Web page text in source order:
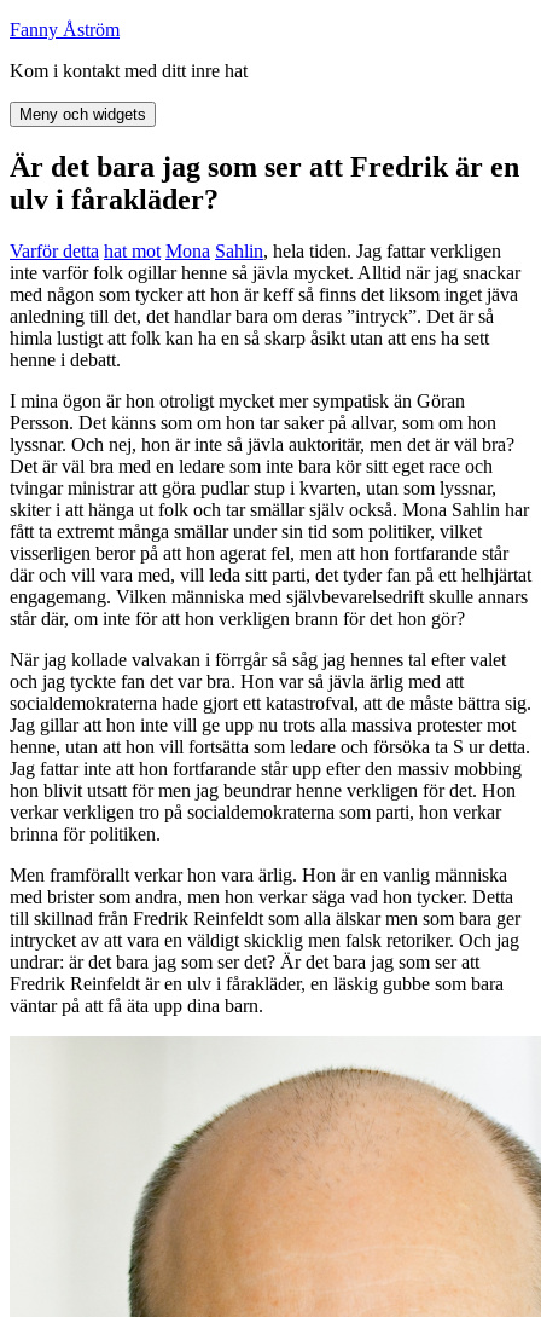
Hoppa
innehåll
Fanny Åström
Kom i kontakt med ditt inre hat
Meny och widgets
Är det bara jag som ser att Fredrik är en
ulv i fårakläder?
Varför detta hat mot Mona Sahlin, hela tiden. Jag fattar verkligen
inte varför folk ogillar henne så jävla mycket. Alltid när jag snackar
med någon som tycker att hon är keff så finns det liksom inget jäva
anledning till det, det handlar bara om deras ”intryck”. Det är så
himla lustigt att folk kan ha en så skarp åsikt utan att ens ha sett
henne i debatt.
I mina ögon är hon otroligt mycket mer sympatisk än Göran
Persson. Det känns som om hon tar saker på allvar, som om hon
lyssnar. Och nej, hon är inte så jävla auktoritär, men det är väl bra?
Det är väl bra med en ledare som inte bara kör sitt eget race och
tvingar ministrar att göra pudlar stup i kvarten, utan som lyssnar,
skiter i att hänga ut folk och tar smällar själv också. Mona Sahlin har
fått ta extremt många smällar under sin tid som politiker, vilket
visserligen beror på att hon agerat fel, men att hon fortfarande står
där och vill vara med, vill leda sitt parti, det tyder fan på ett helhjärtat
engagemang. Vilken människa med självbevarelsedrift skulle annars
står där, om inte för att hon verkligen brann för det hon gör?
När jag kollade valvakan i förrgår så såg jag hennes tal efter valet
och jag tyckte fan det var bra. Hon var så jävla ärlig med att
socialdemokraterna hade gjort ett katastrofval, att de måste bättra sig.
Jag gillar att hon inte vill ge upp nu trots alla massiva protester mot
henne, utan att hon vill fortsätta som ledare och försöka ta S ur detta.
Jag fattar inte att hon fortfarande står upp efter den massiv mobbing
hon blivit utsatt för men jag beundrar henne verkligen för det. Hon
verkar verkligen tro på socialdemokraterna som parti, hon verkar
brinna för politiken.
Men framförallt verkar hon vara ärlig. Hon är en vanlig människa
med brister som andra, men hon verkar säga vad hon tycker. Detta
till skillnad från Fredrik Reinfeldt som alla älskar men som bara ger
intrycket av att vara en väldigt skicklig men falsk retoriker. Och jag
undrar: är det bara jag som ser det? Är det bara jag som ser att
Fredrik Reinfeldt är en ulv i fårakläder, en läskig gubbe som bara
väntar på att få äta upp dina barn.